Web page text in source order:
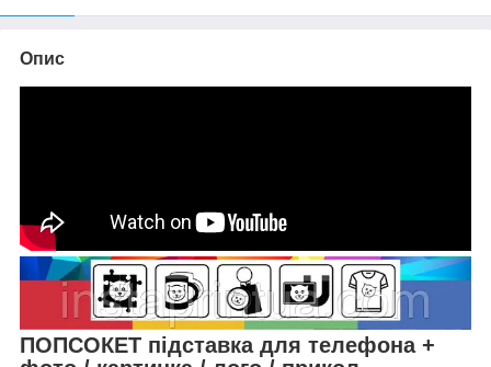
Опис
ПОПСОКЕТ підставка для телефона +